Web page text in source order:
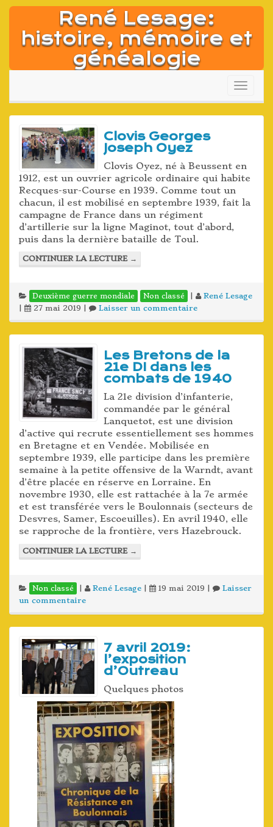
Aller
contenu
René Lesage:
histoire, mémoire et
généalogie
Clovis Georges
Joseph Oyez
Clovis Oyez, né à Beussent en
1912, est un ouvrier agricole ordinaire qui habite
Recques-sur-Course en 1939. Comme tout un
chacun, il est mobilisé en septembre 1939, fait la
campagne de France dans un régiment
d’artillerie sur la ligne Maginot, tout d’abord,
puis dans la dernière bataille de Toul.
CONTINUER LA LECTURE →
Deuxième guerre mondiale Non classé
René Lesage
27 mai 2019 Laisser un commentaire
Les Bretons de la
21e DI dans les
combats de 1940
La 21e division d’infanterie,
commandée par le général
Lanquetot, est une division
d’active qui recrute essentiellement ses hommes
en Bretagne et en Vendée. Mobilisée en
septembre 1939, elle participe dans les première
semaine à la petite offensive de la Warndt, avant
d’être placée en réserve en Lorraine. En
novembre 1930, elle est rattachée à la 7e armée
et est transférée vers le Boulonnais (secteurs de
Desvres, Samer, Escoeuilles). En avril 1940, elle
se rapproche de la frontière, vers Hazebrouck.
CONTINUER LA LECTURE →
Non classé | René Lesage | 19 mai 2019 |
Laisser
un commentaire
7 avril 2019:
l’exposition
d’Outreau
Quelques photos